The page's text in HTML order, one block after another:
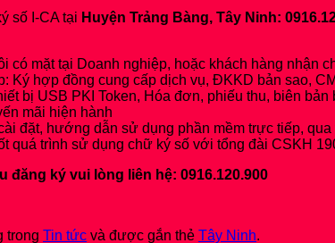
số I-CA tại Huyện Trảng Bàng, Tây Ninh:
có mặt tại Doanh nghiệp, hoặc khách hàng nhận
Ký hợp đồng cung cấp dịch vụ, ĐKKD bản sao,
bị USB PKI Token, Hóa đơn, phiếu thu, biên
mãi hiện hành
đặt, hướng dẫn sử dụng phần mềm trực tiếp, qua
quá trình sử dụng chữ ký số với tổng đài CSKH
đăng ký vui lòng liên hệ: 0916.120.900
trong Tin tức và được gắn thẻ Tây Ninh.